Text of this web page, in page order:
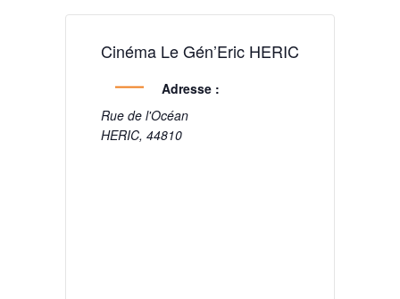
Cinéma Le Gén’Eric HERIC
Adresse :
Rue de l'Océan
HERIC, 44810